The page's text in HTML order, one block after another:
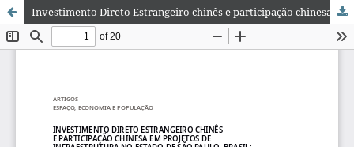
Investimento Direto Estrangeiro chinês e participação chinesa em projetos de infraestrutura no estado de São Paulo, Brasil: uma análise baseada na urbanização planetária e nos circuitos do capital